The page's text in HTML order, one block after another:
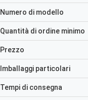
Numero di modello
Quantità di ordine minimo
Prezzo
Imballaggi particolari
Tempi di consegna